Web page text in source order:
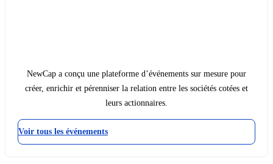
NewCap a conçu une plateforme d’événements sur mesure pour
créer, enrichir et pérenniser la relation entre les sociétés cotées et
leurs actionnaires.
Voir tous les événements